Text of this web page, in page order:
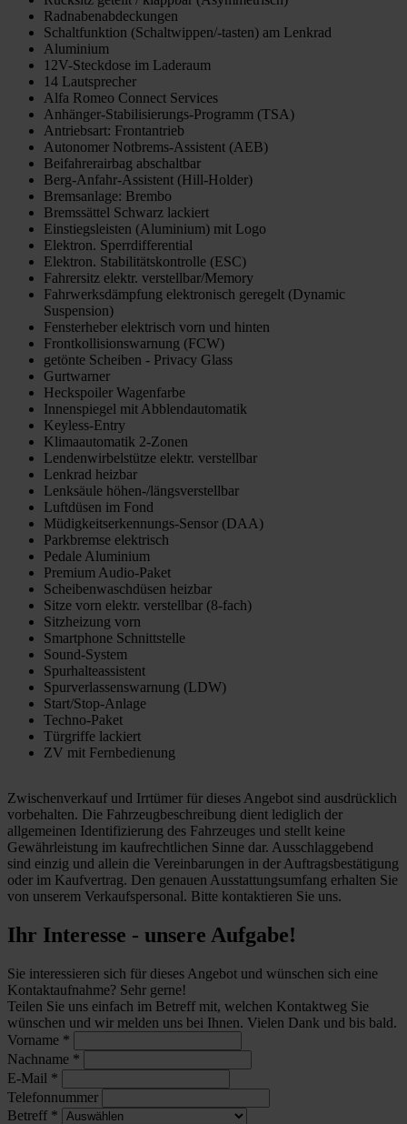
Radnabenabdeckungen
Schaltfunktion (Schaltwippen/-tasten) am Lenkrad
Aluminium
12V-Steckdose im Laderaum
14 Lautsprecher
Alfa Romeo Connect Services
Anhänger-Stabilisierungs-Programm (TSA)
Antriebsart: Frontantrieb
Autonomer Notbrems-Assistent (AEB)
Beifahrerairbag abschaltbar
Berg-Anfahr-Assistent (Hill-Holder)
Bremsanlage: Brembo
Bremssättel Schwarz lackiert
Einstiegsleisten (Aluminium) mit Logo
Elektron. Sperrdifferential
Elektron. Stabilitätskontrolle (ESC)
Fahrersitz elektr. verstellbar/Memory
Fahrwerksdämpfung elektronisch geregelt (Dynamic
Suspension)
Fensterheber elektrisch vorn und hinten
Frontkollisionswarnung (FCW)
getönte Scheiben - Privacy Glass
Gurtwarner
Heckspoiler Wagenfarbe
Innenspiegel mit Abblendautomatik
Keyless-Entry
Klimaautomatik 2-Zonen
Lendenwirbelstütze elektr. verstellbar
Lenkrad heizbar
Lenksäule höhen-/längsverstellbar
Luftdüsen im Fond
Müdigkeitserkennungs-Sensor (DAA)
Parkbremse elektrisch
Pedale Aluminium
Premium Audio-Paket
Scheibenwaschdüsen heizbar
Sitze vorn elektr. verstellbar (8-fach)
Sitzheizung vorn
Smartphone Schnittstelle
Sound-System
Spurhalteassistent
Spurverlassenswarnung (LDW)
Start/Stop-Anlage
Techno-Paket
Türgriffe lackiert
ZV mit Fernbedienung
Zwischenverkauf und Irrtümer für dieses Angebot sind ausdrücklich
vorbehalten. Die Fahrzeugbeschreibung dient lediglich der
allgemeinen Identifizierung des Fahrzeuges und stellt keine
Gewährleistung im kaufrechtlichen Sinne dar. Ausschlaggebend
sind einzig und allein die Vereinbarungen in der Auftragsbestätigung
oder im Kaufvertrag. Den genauen Ausstattungsumfang erhalten Sie
von unserem Verkaufspersonal. Bitte kontaktieren Sie uns.
Ihr Interesse - unsere Aufgabe!
Sie interessieren sich für dieses Angebot und wünschen sich eine
Kontaktaufnahme? Sehr gerne!
Teilen Sie uns einfach im Betreff mit, welchen Kontaktweg Sie
wünschen und wir melden uns bei Ihnen. Vielen Dank und bis bald.
Vorname *
Nachname *
E-Mail *
Telefonnummer
Betreff *